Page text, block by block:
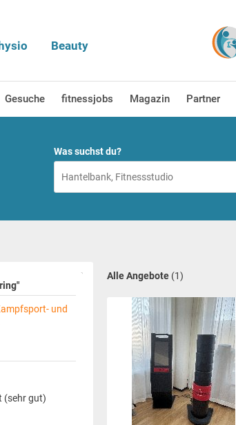
Beauty
Gesuche fitnessjobs Magazin Partner
Was suchst du?
und
(sehr gut)
Alle Angebote (1)